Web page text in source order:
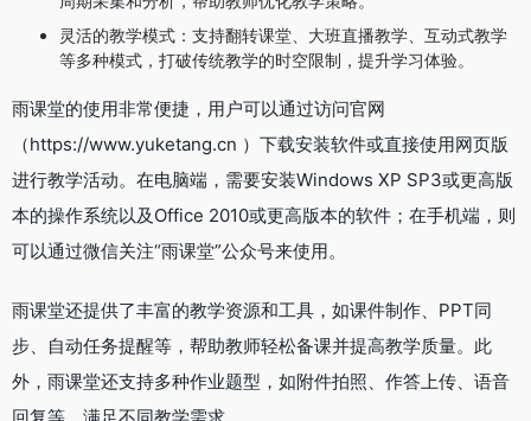
灵活的教学模式：支持翻转课堂、大班直播教学、互动式教学
等多种模式，打破传统教学的时空限制，提升学习体验。
雨课堂的使用非常便捷，用户可以通过访问官网
（https://www.yuketang.cn ）下载安装软件或直接使用网页版
进行教学活动。在电脑端，需要安装Windows XP SP3或更高版
本的操作系统以及Office 2010或更高版本的软件；在手机端，则
可以通过微信关注“雨课堂”公众号来使用。
雨课堂还提供了丰富的教学资源和工具，如课件制作、PPT同
步、自动任务提醒等，帮助教师轻松备课并提高教学质量。此
外，雨课堂还支持多种作业题型，如附件拍照、作答上传、语音